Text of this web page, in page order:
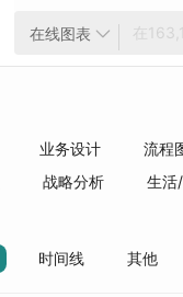
在线图表 
业务设计
流程
战略分析
生活
时间线
其他